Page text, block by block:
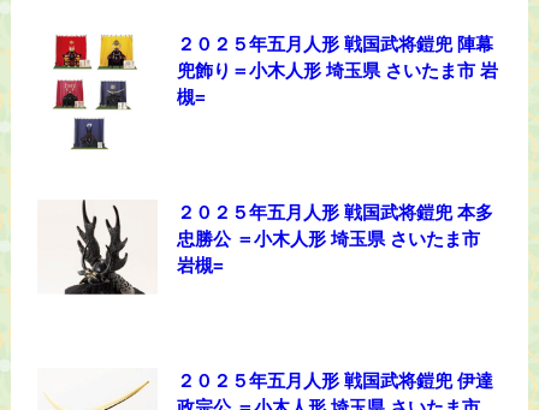
２０２５年五月人形 戦国武将鎧兜 陣幕
兜飾り＝小木人形 埼玉県 さいたま市 岩
槻=
２０２５年五月人形 戦国武将鎧兜 本多
忠勝公 ＝小木人形 埼玉県 さいたま市
岩槻=
２０２５年五月人形 戦国武将鎧兜 伊達